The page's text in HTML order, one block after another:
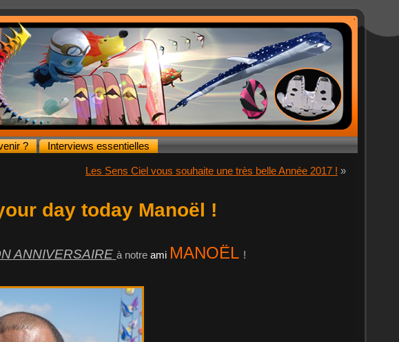
?
Interviews essentielles
Les Sens Ciel vous souhaite une très belle Année 2017 ! »
day today Manoël !
ANNIVERSAIRE à notre ami MANOËL !